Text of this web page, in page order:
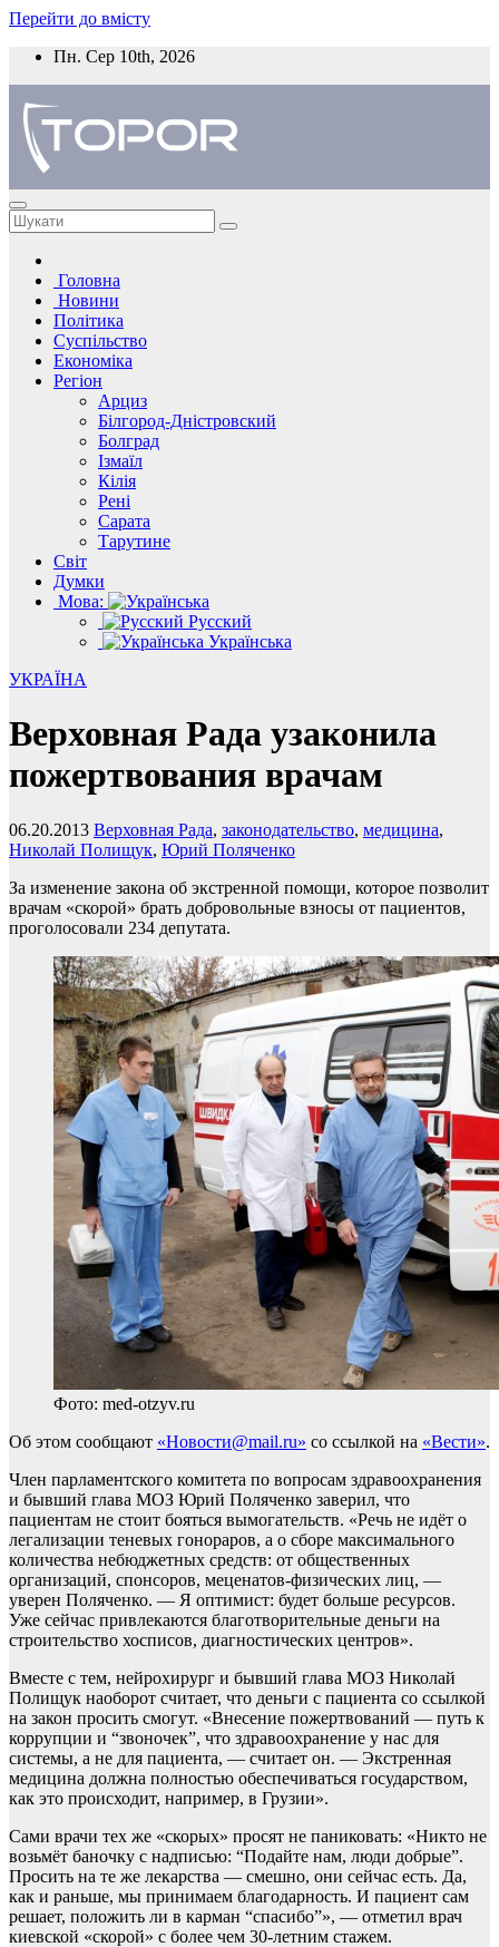
Перейти до вмісту
Пн. Сер 10th, 2026
Головна
Новини
Політика
Суспільство
Економіка
Регіон
Арциз
Білгород-Дністровский
Болград
Ізмаїл
Кілія
Рені
Сарата
Тарутине
Світ
Думки
Мова:
Русский
Українська
УКРАЇНА
Верховная Рада узаконила
пожертвования врачам
06.20.2013 Верховная Рада, законодательство, медицина,
Николай Полищук, Юрий Поляченко
За изменение закона об экстренной помощи, которое позволит
врачам «скорой» брать добровольные взносы от пациентов,
проголосовали 234 депутата.
Фото: med-otzyv.ru
Об этом сообщают «Новости@mail.ru» со ссылкой на «Вести».
Член парламентского комитета по вопросам здравоохранения
и бывший глава МОЗ Юрий Поляченко заверил, что
пациентам не стоит бояться вымогательств. «Речь не идёт о
легализации теневых гонораров, а о сборе максимального
количества небюджетных средств: от общественных
организаций, спонсоров, меценатов-физических лиц, —
уверен Поляченко. — Я оптимист: будет больше ресурсов.
Уже сейчас привлекаются благотворительные деньги на
строительство хосписов, диагностических центров».
Вместе с тем, нейрохирург и бывший глава МОЗ Николай
Полищук наоборот считает, что деньги с пациента со ссылкой
на закон просить смогут. «Внесение пожертвований — путь к
коррупции и “звоночек”, что здравоохранение у нас для
системы, а не для пациента, — считает он. — Экстренная
медицина должна полностью обеспечиваться государством,
как это происходит, например, в Грузии».
Сами врачи тех же «скорых» просят не паниковать: «Никто не
возьмёт баночку с надписью: “Подайте нам, люди добрые”.
Просить на те же лекарства — смешно, они сейчас есть. Да,
как и раньше, мы принимаем благодарность. И пациент сам
решает, положить ли в карман “спасибо”», — отметил врач
киевской «скорой» с более чем 30-летним стажем.